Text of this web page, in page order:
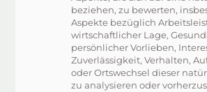
beziehen, zu bewerten,
Aspekte bezüglich
wirtschaftlicher Lage,
persönlicher Vorlieben,
Zuverlässigkeit, Verhalten,
oder Ortswechsel dieser
zu analysieren oder